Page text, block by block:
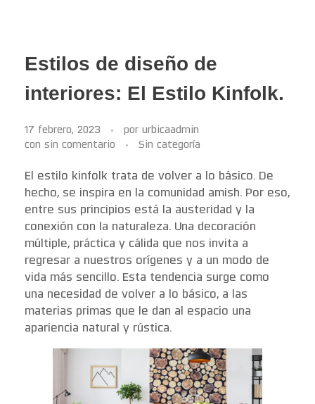
Estilos de diseño de
interiores: El Estilo Kinfolk.
17 febrero, 2023 por urbicaadmin
con sin comentario Sin categoría
El estilo kinfolk trata de volver a lo básico. De
hecho, se inspira en la comunidad amish. Por eso,
entre sus principios está la austeridad y la
conexión con la naturaleza. Una decoración
múltiple, práctica y cálida que nos invita a
regresar a nuestros orígenes y a un modo de
vida más sencillo. Esta tendencia surge como
una necesidad de volver a lo básico, a las
materias primas que le dan al espacio una
apariencia natural y rústica.